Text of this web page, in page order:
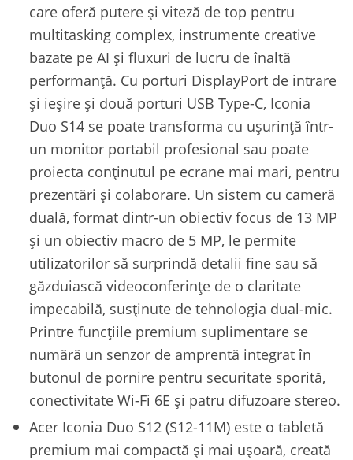
care oferă putere și viteză de top pentru
multitasking complex, instrumente creative
bazate pe AI și fluxuri de lucru de înaltă
performanță. Cu porturi DisplayPort de intrare
și ieșire și două porturi USB Type-C, Iconia
Duo S14 se poate transforma cu ușurință într-
un monitor portabil profesional sau poate
proiecta conținutul pe ecrane mai mari, pentru
prezentări și colaborare. Un sistem cu cameră
duală, format dintr-un obiectiv focus de 13 MP
și un obiectiv macro de 5 MP, le permite
utilizatorilor să surprindă detalii fine sau să
găzduiască videoconferințe de o claritate
impecabilă, susținute de tehnologia dual-mic.
Printre funcțiile premium suplimentare se
numără un senzor de amprentă integrat în
butonul de pornire pentru securitate sporită,
conectivitate Wi-Fi 6E și patru difuzoare stereo.
Acer Iconia Duo S12 (S12-11M) este o tabletă
premium mai compactă și mai ușoară, creată